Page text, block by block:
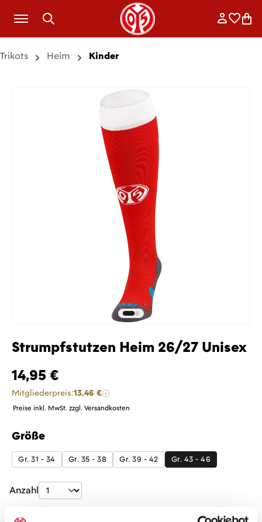
Zum Hauptinhalt springen
Trikots Heim Kinder
Strumpfstutzen Heim 26/27 Unisex
14,95 €
Mitgliederpreis:13,46 €
Preise inkl. MwSt. zzgl. Versandkosten
Größe
auswählen
Gr. 31 - 34 Gr. 35 - 38 Gr. 39 - 42 Gr. 43 - 46
Produkt Anzahl: Gib den gewünschten
Anzahl
Sofort verfügbar, Lieferzeit: 5-7 Tage